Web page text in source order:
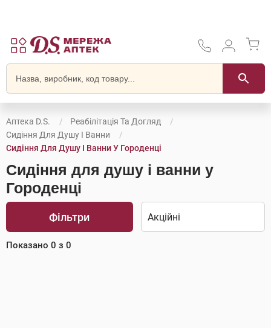
Аптека D.S.
Реабілітація Та Догляд
Сидіння Для Душу І Ванни
Сидіння Для Душу І Ванни У Городенці
Сидіння для душу і ванни у
Городенці
Фільтри
Показано 0 з 0